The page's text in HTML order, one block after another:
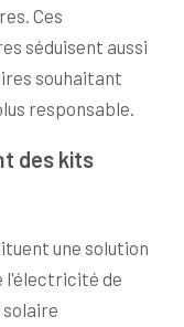
Ces
séduisent aussi
souhaitant
responsable.
des kits
une solution
l'électricité de